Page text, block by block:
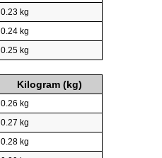
0.23 kg
0.24 kg
0.25 kg
Kilogram (kg)
0.26 kg
0.27 kg
0.28 kg